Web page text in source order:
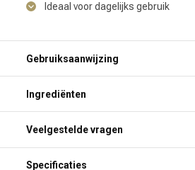
Ideaal voor dagelijks gebruik
Gebruiksaanwijzing
Ingrediënten
Veelgestelde vragen
Voor welk haartype is de Kérastase
Specificaties